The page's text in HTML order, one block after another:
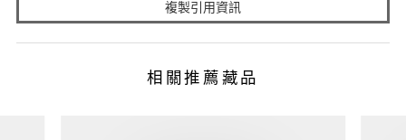
複製引用資訊
相關推薦藏品